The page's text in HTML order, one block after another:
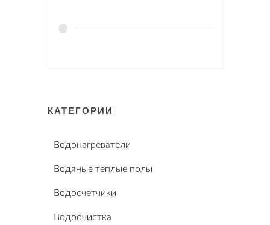
КАТЕГОРИИ
Водонагреватели
Водяные теплые полы
Водосчетчики
Водоочистка